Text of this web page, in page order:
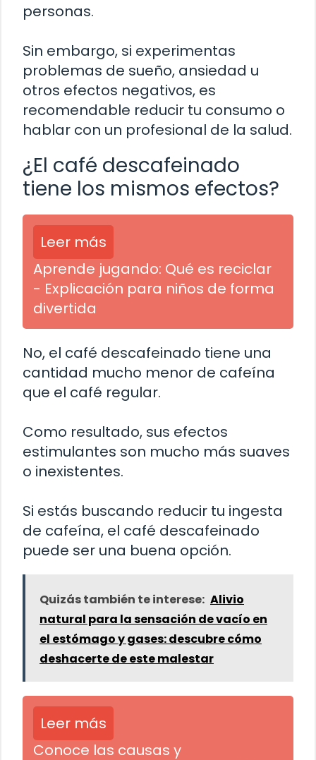
personas.
Sin embargo, si experimentas
problemas de sueño, ansiedad u
otros efectos negativos, es
recomendable reducir tu consumo o
hablar con un profesional de la salud.
¿El café descafeinado
tiene los mismos efectos?
Leer más
Aprende jugando: Qué es reciclar
- Explicación para niños de forma
divertida
No, el café descafeinado tiene una
cantidad mucho menor de cafeína
que el café regular.
Como resultado, sus efectos
estimulantes son mucho más suaves
o inexistentes.
Si estás buscando reducir tu ingesta
de cafeína, el café descafeinado
puede ser una buena opción.
Quizás también te interese: Alivio
natural para la sensación de vacío en
el estómago y gases: descubre cómo
deshacerte de este malestar
Leer más
Conoce las causas y